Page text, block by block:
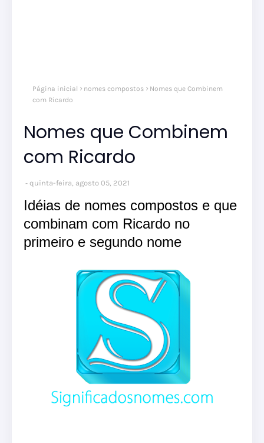
Página inicial nomes compostos
Nomes que Combinem
com Ricardo
Nomes que Combinem
com Ricardo
quinta-feira, agosto 05, 2021
Idéias de nomes compostos e que
combinam com Ricardo no
primeiro e segundo nome